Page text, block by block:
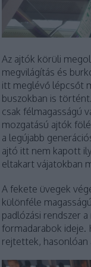
Az ajtók körüli
megvilágítás és
itt meglévő lépcsőt
buszokban is
csak félmagasságú
mozgatású ajtók
a legújabb
ajtó itt nem kapott
eltakart vájatokban
A fekete üvegek
különféle
padlózási rendszer
formadarabok ideje.
rejtettek, hasonlóan